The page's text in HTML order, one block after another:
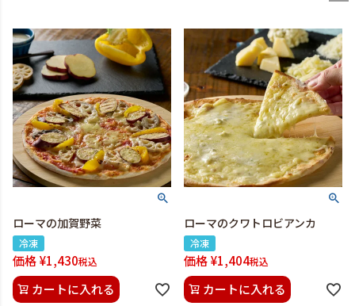
ローマの加賀野菜
冷凍
価格¥1,430税込
カートに入れる
ローマのクワトロビアンカ
冷凍
価格¥1,404税込
カートに入れる